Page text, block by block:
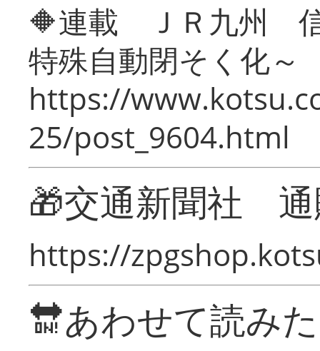
🔶連載 ＪＲ九州 信
特殊自動閉そく化～
https://
25/post_9604.html
🎁交通新聞社
https://
🔛あわせて読み